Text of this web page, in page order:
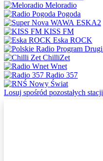
Meloradio
Pogoda
ESKA2
KISS FM
Eska ROCK
ChilliZet
Wnet
Radio 357
Nowy Świat
Losuj spośród pozostałych stacji